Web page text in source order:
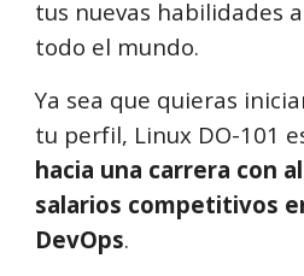
tus nuevas habilidades
todo el mundo.
Ya sea que quieras
tu perfil, Linux DO-101
hacia una carrera con
salarios competitivos
DevOps.